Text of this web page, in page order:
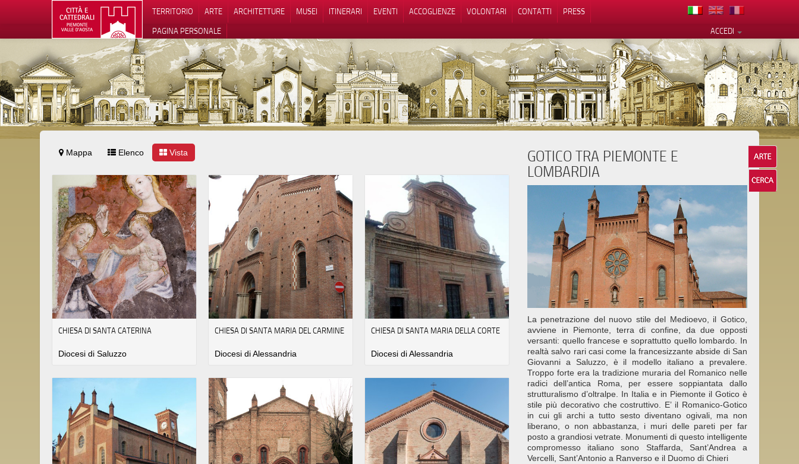
TERRITORIO ARTE ARCHITETTURE MUSEI ITINERARI EVENTI ACCOGLIENZE VOLONTARI CONTATTI
PRESS
ACCEDI
PAGINA PERSONALE
Mappa Elenco Vista
CHIESA DI SANTA CATERINA
Diocesi di Saluzzo
CHIESA DI SANTA MARIA DEL CARMINE
Diocesi di Alessandria
CHIESA DI SANTA MARIA DELLA CORTE
Diocesi di Alessandria
GOTICO TRA PIEMONTE E
LOMBARDIA
La penetrazione del nuovo stile del Medioevo, il Gotico,
avviene in Piemonte, terra di confine, da due opposti
versanti: quello francese e soprattutto quello lombardo. In
realtà salvo rari casi come la francesizzante abside di San
Giovanni a Saluzzo, è il modello italiano a prevalere.
Troppo forte era la tradizione muraria del Romanico nelle
radici dell’antica Roma, per essere soppiantata dallo
strutturalismo d’oltralpe. In Italia e in Piemonte il Gotico è
stile più decorativo che costruttivo. E’ il Romanico-Gotico
in cui gli archi a tutto sesto diventano ogivali, ma non
liberano, o non abbastanza, i muri delle pareti per far
posto a grandiosi vetrate. Monumenti di questo intelligente
compromesso italiano sono Staffarda, Sant’Andrea a
Vercelli, Sant’Antonio a Ranverso e il Duomo di Chieri
Le tue preferenze relative alla privacy